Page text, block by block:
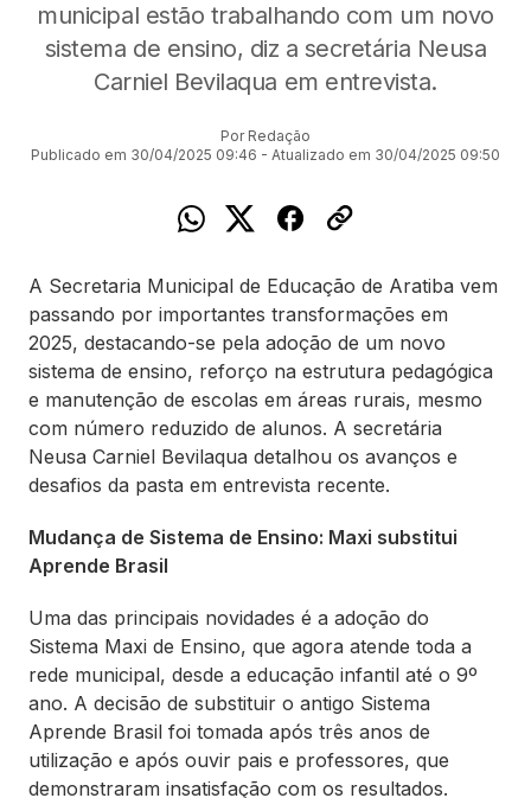
municipal estão trabalhando com um novo
sistema de ensino, diz a secretária Neusa
Carniel Bevilaqua em entrevista.
Por Redação
Publicado em 30/04/2025 09:46 - Atualizado em 30/04/2025 09:50
A Secretaria Municipal de Educação de Aratiba vem
passando por importantes transformações em
2025, destacando-se pela adoção de um novo
sistema de ensino, reforço na estrutura pedagógica
e manutenção de escolas em áreas rurais, mesmo
com número reduzido de alunos. A secretária
Neusa Carniel Bevilaqua detalhou os avanços e
desafios da pasta em entrevista recente.
Mudança de Sistema de Ensino: Maxi substitui
Aprende Brasil
Uma das principais novidades é a adoção do
Sistema Maxi de Ensino, que agora atende toda a
rede municipal, desde a educação infantil até o 9º
ano. A decisão de substituir o antigo Sistema
Aprende Brasil foi tomada após três anos de
utilização e após ouvir pais e professores, que
demonstraram insatisfação com os resultados.